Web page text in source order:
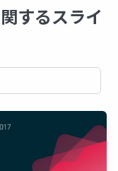
するスライ